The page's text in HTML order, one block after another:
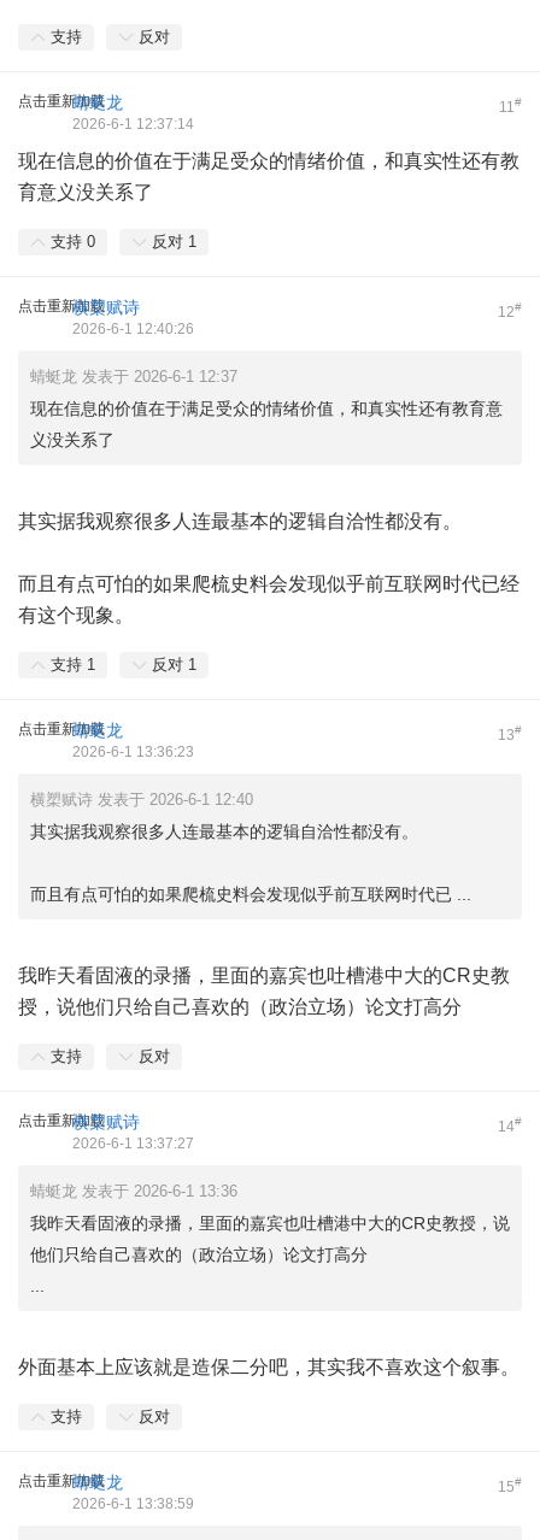
支持 反对
点击重新加载 11#
蜻蜓龙
2026-6-1 12:37:14
现在信息的价值在于满足受众的情绪价值，和真实性还有教
育意义没关系了
支持 0 反对 1
点击重新加载 12#
横槊赋诗
2026-6-1 12:40:26
蜻蜓龙 发表于 2026-6-1 12:37
现在信息的价值在于满足受众的情绪价值，和真实性还有教育意
义没关系了
其实据我观察很多人连最基本的逻辑自洽性都没有。
而且有点可怕的如果爬梳史料会发现似乎前互联网时代已经
有这个现象。
支持 1 反对 1
点击重新加载 13#
蜻蜓龙
2026-6-1 13:36:23
横槊赋诗 发表于 2026-6-1 12:40
其实据我观察很多人连最基本的逻辑自洽性都没有。
而且有点可怕的如果爬梳史料会发现似乎前互联网时代已 ...
我昨天看固液的录播，里面的嘉宾也吐槽港中大的CR史教
授，说他们只给自己喜欢的（政治立场）论文打高分
支持 反对
点击重新加载 14#
横槊赋诗
2026-6-1 13:37:27
蜻蜓龙 发表于 2026-6-1 13:36
我昨天看固液的录播，里面的嘉宾也吐槽港中大的CR史教授，说
他们只给自己喜欢的（政治立场）论文打高分
外面基本上应该就是造保二分吧，其实我不喜欢这个叙事。
支持 反对
点击重新加载 15#
蜻蜓龙
2026-6-1 13:38:59